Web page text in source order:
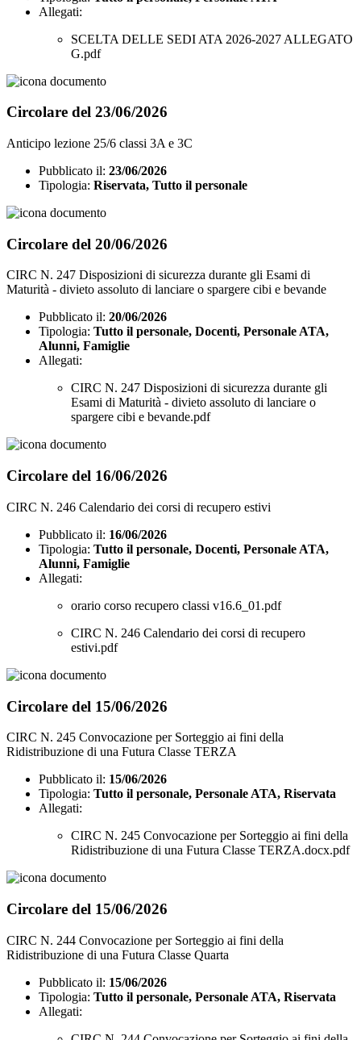
Allegati:
SCELTA DELLE SEDI ATA 2026-2027 ALLEGATO
G.pdf
Circolare del 23/06/2026
Anticipo lezione 25/6 classi 3A e 3C
Pubblicato il: 23/06/2026
Tipologia: Riservata, Tutto il personale
Circolare del 20/06/2026
CIRC N. 247 Disposizioni di sicurezza durante gli Esami di
Maturità - divieto assoluto di lanciare o spargere cibi e bevande
Pubblicato il: 20/06/2026
Tipologia: Tutto il personale, Docenti, Personale ATA,
Alunni, Famiglie
Allegati:
CIRC N. 247 Disposizioni di sicurezza durante gli
Esami di Maturità - divieto assoluto di lanciare o
spargere cibi e bevande.pdf
Circolare del 16/06/2026
CIRC N. 246 Calendario dei corsi di recupero estivi
Pubblicato il: 16/06/2026
Tipologia: Tutto il personale, Docenti, Personale ATA,
Alunni, Famiglie
Allegati:
orario corso recupero classi v16.6_01.pdf
CIRC N. 246 Calendario dei corsi di recupero
estivi.pdf
Circolare del 15/06/2026
CIRC N. 245 Convocazione per Sorteggio ai fini della
Ridistribuzione di una Futura Classe TERZA
Pubblicato il: 15/06/2026
Tipologia: Tutto il personale, Personale ATA, Riservata
Allegati:
CIRC N. 245 Convocazione per Sorteggio ai fini della
Ridistribuzione di una Futura Classe TERZA.docx.pdf
Circolare del 15/06/2026
CIRC N. 244 Convocazione per Sorteggio ai fini della
Ridistribuzione di una Futura Classe Quarta
Pubblicato il: 15/06/2026
Tipologia: Tutto il personale, Personale ATA, Riservata
Allegati: